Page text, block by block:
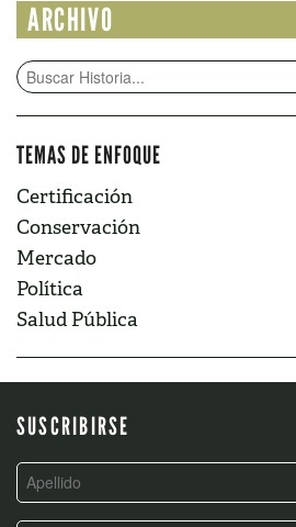
ARCHIVO
TEMAS DE ENFOQUE
Certificación
Conservación
Mercado
Política
Salud Pública
SUSCRIBIRSE